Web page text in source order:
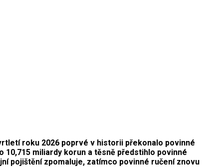
roku 2026 poprvé v historii překonalo povinné
miliardy korun a těsně předstihlo povinné
pojištění zpomaluje, zatímco povinné ručení znovu